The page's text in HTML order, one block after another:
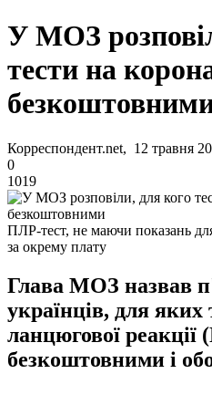
У МОЗ
тести на
Корреспондент.net, 12 травня
0
1019
ПЛР-тест, не маючи показань
за окрему плату
Глава МОЗ назвав
українців, для яких
ланцюгової
безкоштовними і